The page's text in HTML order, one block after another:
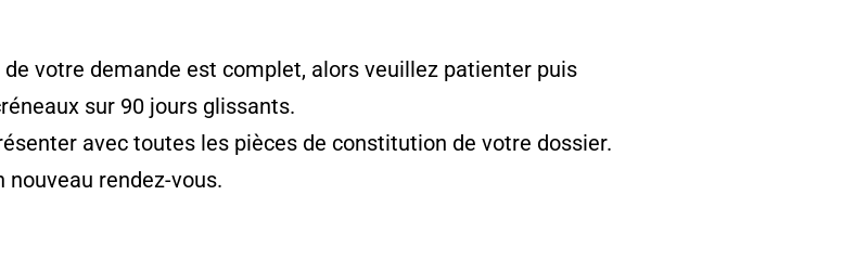
votre demande est complet, alors veuillez patienter puis
sur 90 jours glissants.
avec toutes les pièces de constitution de votre dossier.
rendez-vous.